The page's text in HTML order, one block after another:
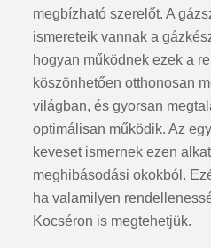
megbízható szerelőt. A
ismereteik vannak a
hogyan működnek ezek a
köszönhetően otthonosan
világban, és gyorsan
optimálisan működik. Az
keveset ismernek ezen
meghibásodási okokból.
ha valamilyen
Kocséron is megtehetjük.